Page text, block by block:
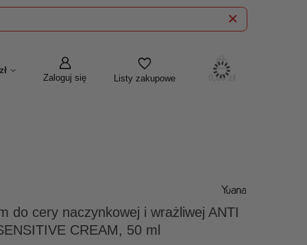
zł
Zaloguj się Listy zakupowe 0,00 zł
do cery naczynkowej i wrażliwej ANTI
CREAM, 50 ml